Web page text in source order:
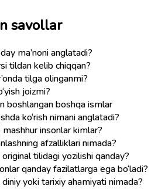
savollar
ma’noni anglatadi?
tildan kelib chiqqan?
tilga olinganmi?
joizmi?
boshlangan boshqa ismlar
ko‘rish nimani anglatadi?
insonlar kimlar?
afzalliklari nimada?
tilidagi yozilishi qanday?
qanday fazilatlarga ega bo‘ladi?
yoki tarixiy ahamiyati nimada?